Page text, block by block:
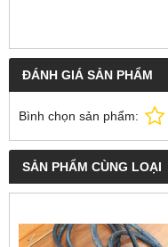
ĐÁNH GIÁ SẢN PHẨM
Bình chọn sản phẩm:
SẢN PHẨM CÙNG LOẠI